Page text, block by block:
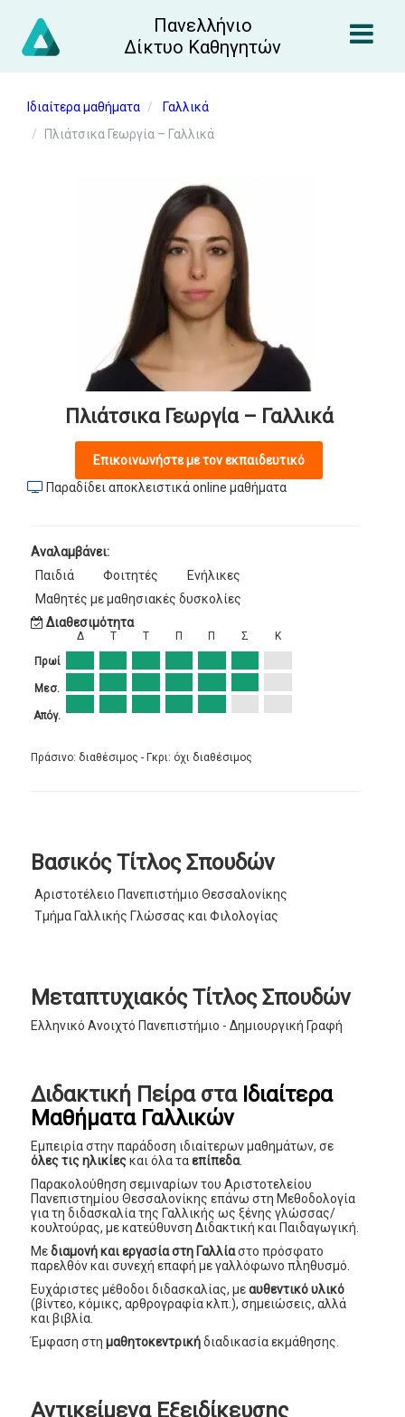
Πανελλήνιο
Δίκτυο Καθηγητών
Ιδιαίτερα μαθήματα
Γαλλικά
Πλιάτσικα Γεωργία – Γαλλικά
Πλιάτσικα Γεωργία – Γαλλικά
Επικοινωνήστε με τον εκπαιδευτικό
Παραδίδει αποκλειστικά online μαθήματα
Αναλαμβάνει:
Παιδιά
Φοιτητές
Ενήλικες
Μαθητές με μαθησιακές δυσκολίες
Διαθεσιμότητα
Πρωί
Μεσ.
Απόγ.
Δ Τ Τ Π Π Σ Κ
Πράσινο: διαθέσιμος - Γκρι: όχι διαθέσιμος
Βασικός Τίτλος Σπουδών
Αριστοτέλειο Πανεπιστήμιο Θεσσαλονίκης
Τμήμα Γαλλικής Γλώσσας και Φιλολογίας
Μεταπτυχιακός Τίτλος Σπουδών
Ελληνικό Ανοιχτό Πανεπιστήμιο - Δημιουργική Γραφή
Διδακτική Πείρα στα Ιδιαίτερα
Μαθήματα Γαλλικών
Εμπειρία στην παράδοση ιδιαίτερων μαθημάτων, σε
όλες τις ηλικίεςκαι όλα ταεπίπεδα.
Παρακολούθηση σεμιναρίων του Αριστοτελείου
Πανεπιστημίου Θεσσαλονίκης επάνω στη Μεθοδολογία
για τη διδασκαλία της Γαλλικής ως ξένης γλώσσας/
κουλτούρας, με κατεύθυνση Διδακτική και Παιδαγωγική.
Μεδιαμονή και εργασία στη Γαλλίαστο πρόσφατο
παρελθόν και συνεχή επαφή με γαλλόφωνο πληθυσμό.
Ευχάριστες μέθοδοι διδασκαλίας, μεαυθεντικό υλικό
(βίντεο, κόμικς, αρθρογραφία κλπ.), σημειώσεις, αλλά
και βιβλία.
Έμφαση στημαθητοκεντρικήδιαδικασία εκμάθησης.
Αντικείμενα Εξειδίκευσης